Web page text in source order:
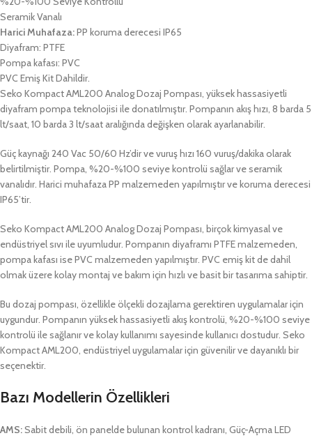
Seramik Vanalı
Harici Muhafaza:PP koruma derecesi IP65
Diyafram: PTFE
Pompa kafası: PVC
PVC Emiş Kit Dahildir.
Seko Kompact AML200 Analog Dozaj Pompası, yüksek hassasiyetli
diyafram pompa teknolojisi ile donatılmıştır. Pompanın akış hızı, 8 barda 5
lt/saat, 10 barda 3 lt/saat aralığında değişken olarak ayarlanabilir.
Güç kaynağı 240 Vac 50/60 Hz’dir ve vuruş hızı 160 vuruş/dakika olarak
belirtilmiştir. Pompa, %20-%100 seviye kontrolü sağlar ve seramik
vanalıdır. Harici muhafaza PP malzemeden yapılmıştır ve koruma derecesi
IP65’tir.
Seko Kompact AML200 Analog Dozaj Pompası, birçok kimyasal ve
endüstriyel sıvı ile uyumludur. Pompanın diyaframı PTFE malzemeden,
pompa kafası ise PVC malzemeden yapılmıştır. PVC emiş kit de dahil
olmak üzere kolay montaj ve bakım için hızlı ve basit bir tasarıma sahiptir.
Bu dozaj pompası, özellikle ölçekli dozajlama gerektiren uygulamalar için
uygundur. Pompanın yüksek hassasiyetli akış kontrolü, %20-%100 seviye
kontrolü ile sağlanır ve kolay kullanımı sayesinde kullanıcı dostudur. Seko
Kompact AML200, endüstriyel uygulamalar için güvenilir ve dayanıklı bir
seçenektir.
Bazı Modellerin Özellikleri
AMS:Sabit debili, ön panelde bulunan kontrol kadranı, Güç-Açma LED